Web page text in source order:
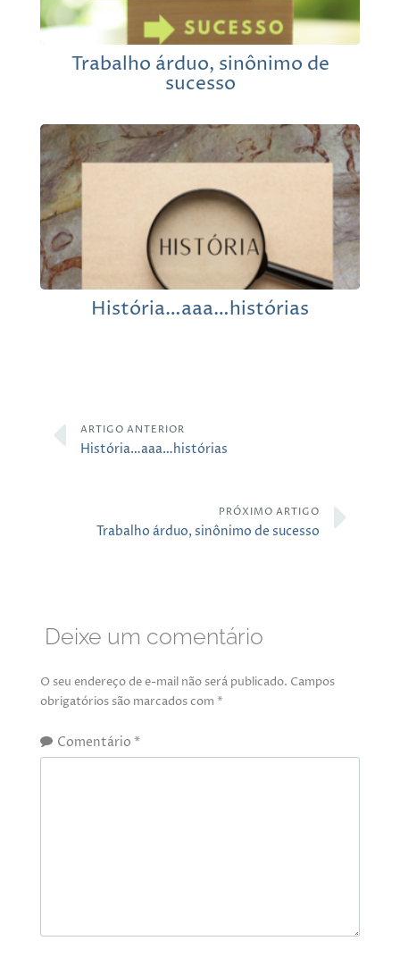
Trabalho árduo, sinônimo de
sucesso
História…aaa…histórias
ARTIGO ANTERIOR
História…aaa…histórias
PRÓXIMO ARTIGO
Trabalho árduo, sinônimo de sucesso
Deixe um comentário
O seu endereço de e-mail não será publicado. Campos
obrigatórios são marcados com *
Comentário *